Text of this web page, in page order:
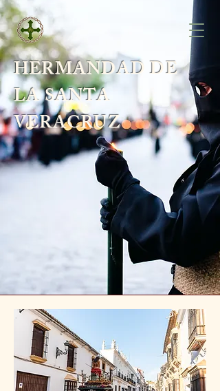
HERMANDAD DE
LA SANTA
VERACRUZ